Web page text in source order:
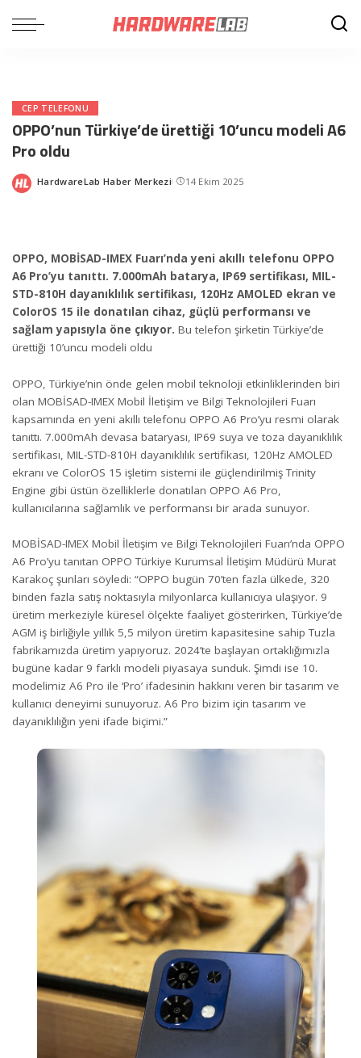
CEP TELEFONU
OPPO’nun Türkiye’de ürettiği 10’uncu modeli A6
Pro oldu
Posted
HardwareLab Haber Merkezi 14 Ekim 2025
OPPO, MOBİSAD-IMEX Fuarı’nda yeni akıllı telefonu OPPO
A6 Pro’yu tanıttı. 7.000mAh batarya, IP69 sertifikası, MIL-
STD-810H dayanıklılık sertifikası, 120Hz AMOLED ekran ve
ColorOS 15 ile donatılan cihaz, güçlü performansı ve
sağlam yapısıyla öne çıkıyor. Bu telefon şirketin Türkiye’de
ürettiği 10’uncu modeli oldu
OPPO, Türkiye’nin önde gelen mobil teknoloji etkinliklerinden biri
olan MOBİSAD-IMEX Mobil İletişim ve Bilgi Teknolojileri Fuarı
kapsamında en yeni akıllı telefonu OPPO A6 Pro’yu resmi olarak
tanıttı. 7.000mAh devasa bataryası, IP69 suya ve toza dayanıklılık
sertifikası, MIL-STD-810H dayanıklılık sertifikası, 120Hz AMOLED
ekranı ve ColorOS 15 işletim sistemi ile güçlendirilmiş Trinity
Engine gibi üstün özelliklerle donatılan OPPO A6 Pro,
kullanıcılarına sağlamlık ve performansı bir arada sunuyor.
MOBİSAD-IMEX Mobil İletişim ve Bilgi Teknolojileri Fuarı’nda OPPO
A6 Pro’yu tanıtan OPPO Türkiye Kurumsal İletişim Müdürü Murat
Karakoç şunları söyledi: “OPPO bugün 70’ten fazla ülkede, 320
binden fazla satış noktasıyla milyonlarca kullanıcıya ulaşıyor. 9
üretim merkeziyle küresel ölçekte faaliyet gösterirken, Türkiye’de
AGM iş birliğiyle yıllık 5,5 milyon üretim kapasitesine sahip Tuzla
fabrikamızda üretim yapıyoruz. 2024’te başlayan ortaklığımızla
bugüne kadar 9 farklı modeli piyasaya sunduk. Şimdi ise 10.
modelimiz A6 Pro ile ‘Pro’ ifadesinin hakkını veren bir tasarım ve
kullanıcı deneyimi sunuyoruz. A6 Pro bizim için tasarım ve
dayanıklılığın yeni ifade biçimi.”